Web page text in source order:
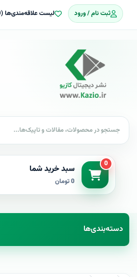
ثبت نام / ورود لیست علاقه‌مندی‌ها (0)
0 سبد خرید شما
0 تومان
دسته‌بندی‌ها